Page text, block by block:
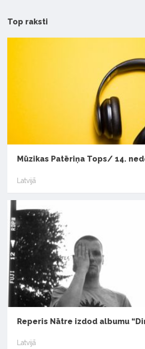
Top raksti
Mūzikas Patēriņa Tops/ 14.
Latvijā
Reperis Nātre izdod albumu
Latvijā